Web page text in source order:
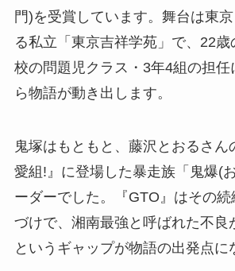
門)を受賞しています。舞台は東
る私立「東京吉祥学苑」で、22
校の問題児クラス・3年4組の担
ら物語が動き出します。
鬼塚はもともと、藤沢とおるさん
愛組!』に登場した暴走族「鬼爆(
ーダーでした。『GTO』はその
づけで、湘南最強と呼ばれた不良
というギャップが物語の出発点に